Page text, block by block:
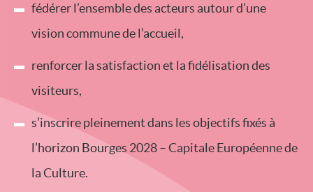
fédérer l’ensemble des acteurs autour d’une
vision commune de l’accueil,
renforcer la satisfaction et la fidélisation des
visiteurs,
s’inscrire pleinement dans les objectifs fixés à
l’horizon Bourges 2028 – Capitale Européenne de
la Culture.